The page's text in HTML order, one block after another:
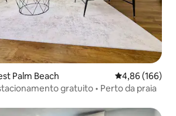
Palm Beach 4,86 de uma
4,86 (166)
gratuito • Perto da praia